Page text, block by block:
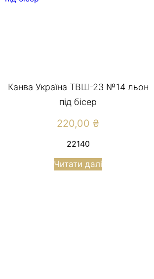
Канва Україна ТВШ-23 №14 льон
під бісер
220,00 ₴
22140
Читати далі